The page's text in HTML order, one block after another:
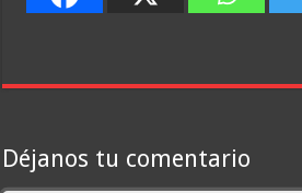
Déjanos tu comentario